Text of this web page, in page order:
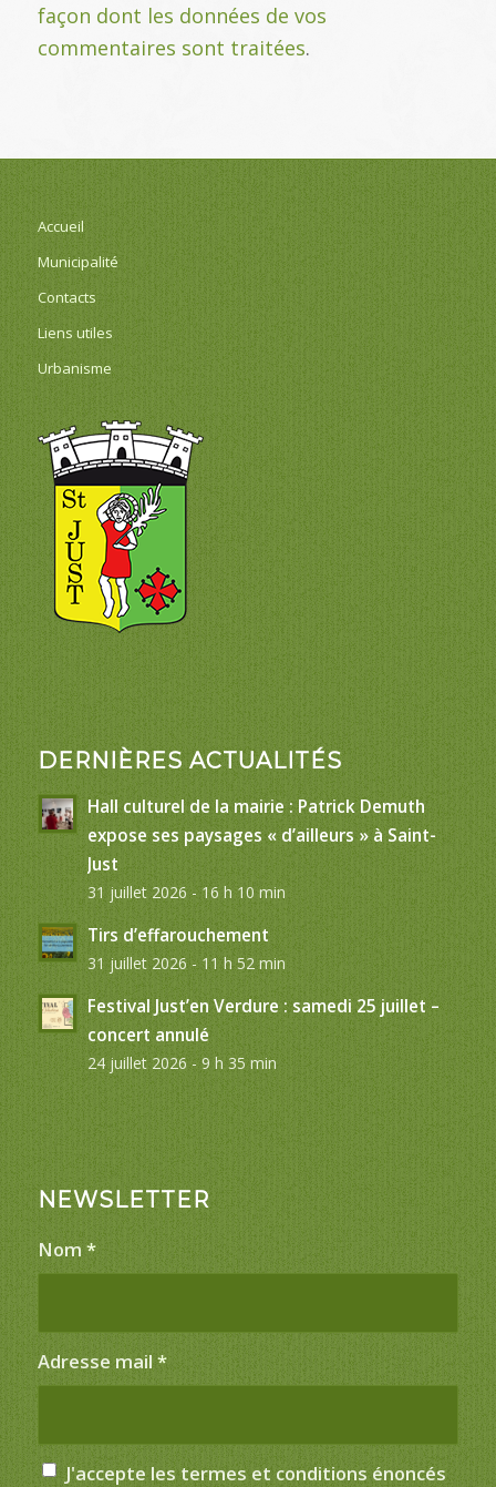
façon dont les données de vos
commentaires sont traitées.
Accueil
Municipalité
Contacts
Liens utiles
Urbanisme
DERNIÈRES ACTUALITÉS
Hall culturel de la mairie : Patrick Demuth
expose ses paysages « d’ailleurs » à Saint-
Just
31 juillet 2026 - 16 h 10 min
Tirs d’effarouchement
31 juillet 2026 - 11 h 52 min
Festival Just’en Verdure : samedi 25 juillet –
concert annulé
24 juillet 2026 - 9 h 35 min
NEWSLETTER
Nom *
Adresse mail *
J'accepte les termes et conditions énoncés